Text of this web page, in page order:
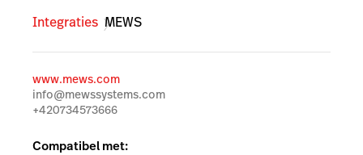
Integraties MEWS
www.mews.com
info@mewssystems.com
+420734573666
Compatibel met: